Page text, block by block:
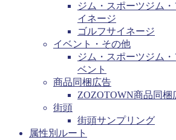
ジム・スポーツジム
イネージ
ゴルフサイネージ
イベント・その他
ジム・スポーツジム
ベント
商品同梱広告
ZOZOTOWN商品同梱
街頭
街頭サンプリング
属性別ルート